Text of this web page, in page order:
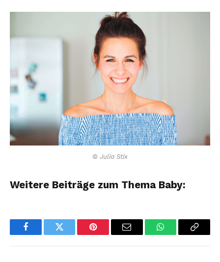
© Julia Stix
Weitere Beiträge zum Thema Baby:
FacebookTwitter Pinterest Email WhatsAppCopy